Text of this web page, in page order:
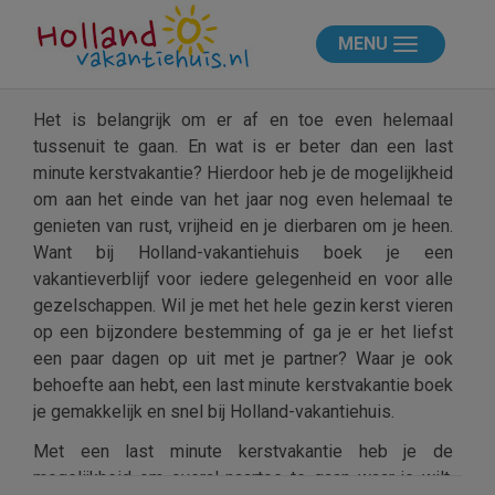
MENU
Het is belangrijk om er af en toe even helemaal
tussenuit te gaan. En wat is er beter dan een last
minute kerstvakantie? Hierdoor heb je de mogelijkheid
om aan het einde van het jaar nog even helemaal te
genieten van rust, vrijheid en je dierbaren om je heen.
Want bij Holland-vakantiehuis boek je een
vakantieverblijf voor iedere gelegenheid en voor alle
gezelschappen. Wil je met het hele gezin kerst vieren
op een bijzondere bestemming of ga je er het liefst
een paar dagen op uit met je partner? Waar je ook
behoefte aan hebt, een last minute kerstvakantie boek
je gemakkelijk en snel bij Holland-vakantiehuis.
Met een last minute kerstvakantie heb je de
mogelijkheid om overal naartoe te gaan waar je wilt.